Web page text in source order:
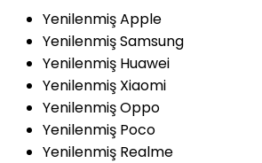
Yenilenmiş Apple
Yenilenmiş Samsung
Yenilenmiş Huawei
Yenilenmiş Xiaomi
Yenilenmiş Oppo
Yenilenmiş Poco
Yenilenmiş Realme